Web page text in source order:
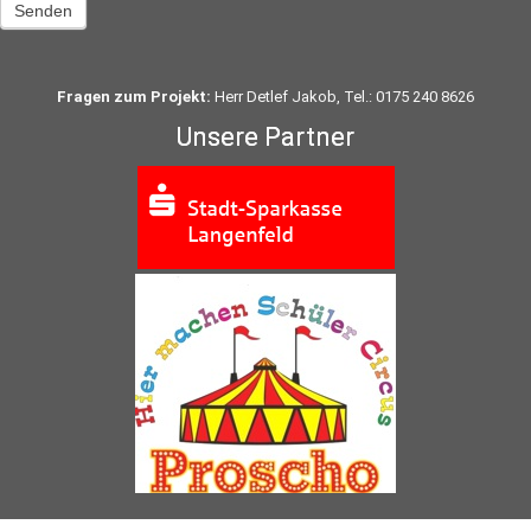
Senden
Fragen zum Projekt: Herr Detlef Jakob, Tel.: 0175 240 8626
Unsere Partner